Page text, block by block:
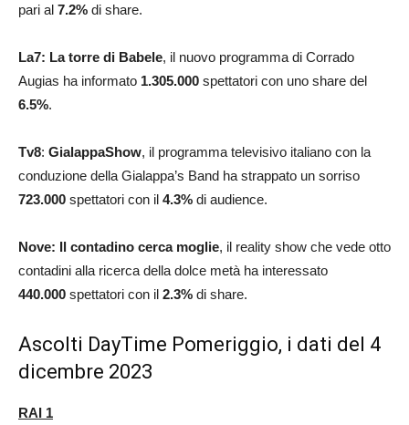
pari al 7.2% di share.
La7: La torre di Babele, il nuovo programma di Corrado
Augias ha informato 1.305.000 spettatori con uno share del
6.5%.
Tv8: GialappaShow, il programma televisivo italiano con la
conduzione della Gialappa’s Band ha strappato un sorriso
723.000 spettatori con il 4.3% di audience.
Nove: Il contadino cerca moglie, il reality show che vede otto
contadini alla ricerca della dolce metà ha interessato
440.000 spettatori con il 2.3% di share.
Ascolti DayTime Pomeriggio, i dati del 4
dicembre 2023
RAI 1